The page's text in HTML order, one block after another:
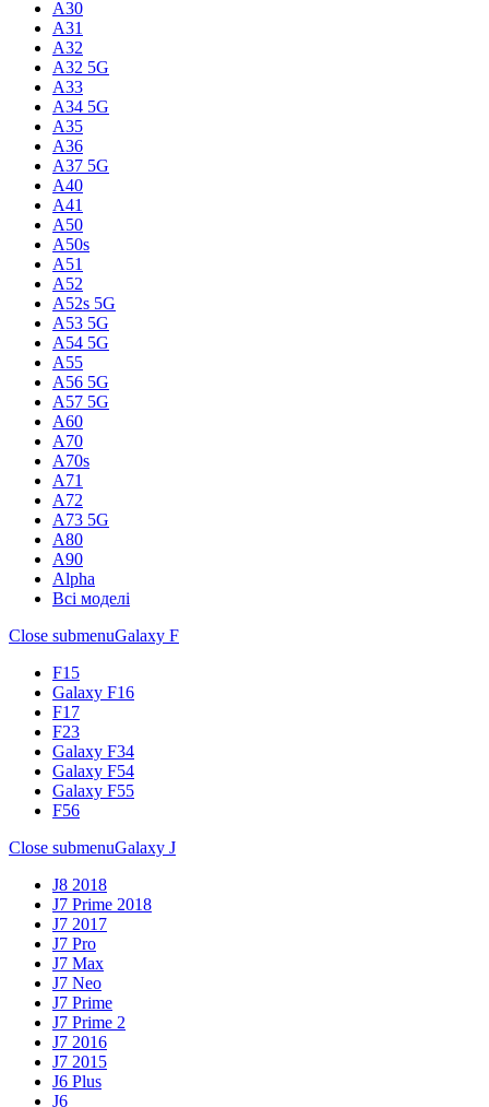
A30
A31
A32
A32 5G
A33
A34 5G
A35
A36
A37 5G
A40
A41
A50
A50s
A51
A52
A52s 5G
A53 5G
A54 5G
A55
A56 5G
A57 5G
A60
A70
A70s
A71
A72
A73 5G
A80
A90
Alpha
Всі моделі
Close submenuGalaxy F
F15
Galaxy F16
F17
F23
Galaxy F34
Galaxy F54
Galaxy F55
F56
Close submenuGalaxy J
J8 2018
J7 Prime 2018
J7 2017
J7 Pro
J7 Max
J7 Neo
J7 Prime
J7 Prime 2
J7 2016
J7 2015
J6 Plus
J6